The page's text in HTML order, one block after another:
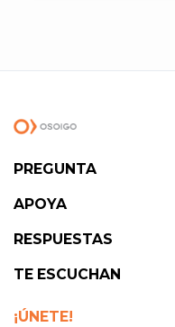
PREGUNTA
APOYA
RESPUESTAS
TE ESCUCHAN
¡ÚNETE!